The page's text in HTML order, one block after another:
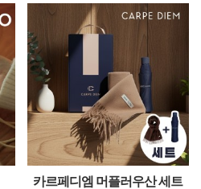
카르페디엠 머플러우산 세트